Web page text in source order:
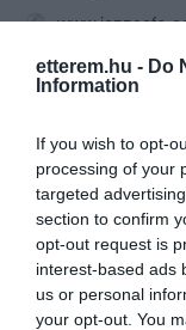
etterem.hu - Do
Information
If you wish to opt-
processing of your
targeted
section to confirm
opt-out request is
interest-based ads
us or personal
your opt-out. You
www.jazzcafe-
fb.com/